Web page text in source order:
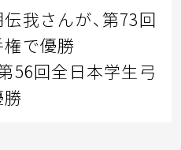
我さんが、第73回
で優勝
56回全日本学生弓